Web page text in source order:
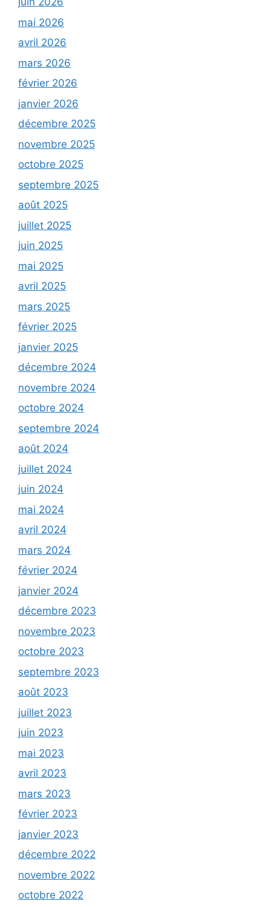
mai 2026
avril 2026
mars 2026
février 2026
janvier 2026
décembre 2025
novembre 2025
octobre 2025
septembre 2025
août 2025
juillet 2025
juin 2025
mai 2025
avril 2025
mars 2025
février 2025
janvier 2025
décembre 2024
novembre 2024
octobre 2024
septembre 2024
août 2024
juillet 2024
juin 2024
mai 2024
avril 2024
mars 2024
février 2024
janvier 2024
décembre 2023
novembre 2023
octobre 2023
septembre 2023
août 2023
juillet 2023
juin 2023
mai 2023
avril 2023
mars 2023
février 2023
janvier 2023
décembre 2022
novembre 2022
octobre 2022